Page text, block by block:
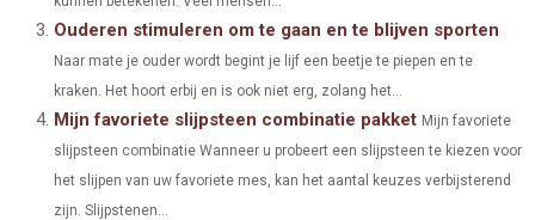
E
R
)
K S
T
N
Ouderen stimuleren om te gaan en te blijven sporten
Naar mate je ouder wordt begint je lijf een beetje te piepen en te
kraken. Het hoort erbij en is ook niet erg, zolang het...
Mijn favoriete slijpsteen combinatie pakket Mijn favoriete
slijpsteen combinatie Wanneer u probeert een slijpsteen te kiezen voor
het slijpen van uw favoriete mes, kan het aantal keuzes verbijsterend
zijn. Slijpstenen...